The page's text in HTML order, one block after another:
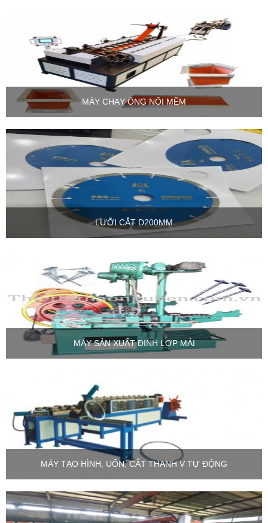
MÁY CHẠY ỐNG NỐI MỀM
LƯỠI CẮT D200MM
MÁY SẢN XUẤT ĐINH LỢP MÁI
MÁY TẠO HÌNH, UỐN, CẮT THANH V TỰ ĐỘNG